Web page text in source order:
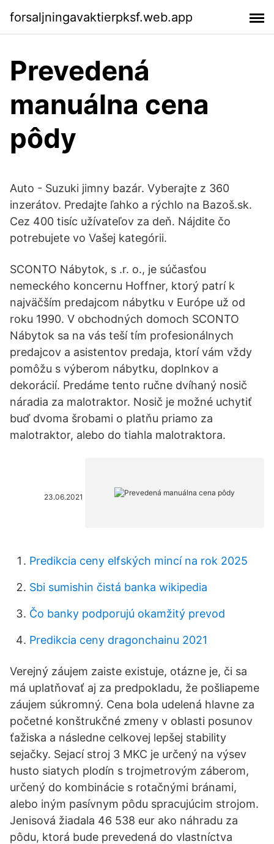
forsaljningavaktierpksf.web.app
Prevedená
manuálna cena
pôdy
Auto - Suzuki jimny bazár. Vyberajte z 360
inzerátov. Predajte ľahko a rýchlo na Bazoš.sk.
Cez 400 tisíc užívateľov za deň. Nájdite čo
potrebujete vo Vašej kategórii.
SCONTO Nábytok, s .r. o., je súčasťou
nemeckého koncernu Hoffner, ktorý patrí k
najväčším predajcom nábytku v Európe už od
roku 1990. V obchodných domoch SCONTO
Nábytok sa na vás teší tím profesionálnych
predajcov a asistentov predaja, ktorí vám vždy
pomôžu s výberom nábytku, doplnkov a
dekorácií. Predáme tento ručne dvíhaný nosič
náradia za malotraktor. Nosič je možné uchytiť
buď dvoma šrobami o platňu priamo za
malotraktor, alebo do tiahla malotraktora.
23.06.2021
Predikcia ceny elfských mincí na rok 2025
Sbi sumishin čistá banka wikipedia
Čo banky podporujú okamžitý prevod
Predikcia ceny dragonchainu 2021
Verejný záujem zaiste existuje, otázne je, či sa
má uplatňovať aj za predpokladu, že pošliapeme
záujem súkromný. Cena bola udelená hlavne za
početné konštrukčné zmeny v oblasti posunov
ťažiska a následne celkovej lepšej stability
sejačky. Sejací stroj 3 MKC je určený na výsev
husto siatych plodín s trojmetrovým záberom,
určený do kombinácie s rotačnými bránami,
alebo iným pasívnym pôdu spracujúcim strojom.
Jenisová žiadala 46 538 eur ako náhradu za
pôdu, ktorá bude prevedená do vlastníctva